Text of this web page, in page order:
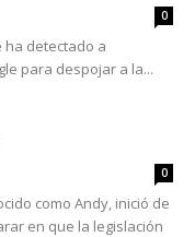
0
ha detectado a
para despojar a la...
0
como Andy, inició de
en que la legislación